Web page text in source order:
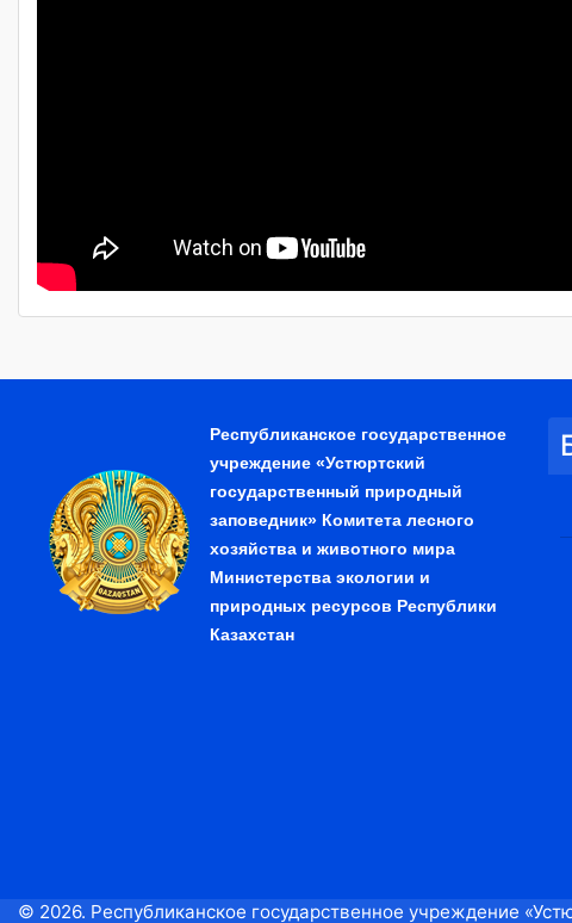
Республиканское государственное
учреждение «Устюртский
государственный природный
заповедник» Комитета лесного
хозяйства и животного мира
Министерства экологии и
природных ресурсов Республики
Казахстан
© 2026. Республиканское государственное учреждение